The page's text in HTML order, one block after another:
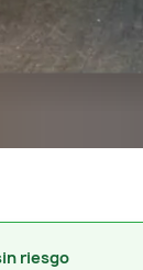
riesgo